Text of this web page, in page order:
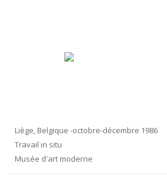
Liège, Belgique -octobre-décembre 1986
Travail in situ
Musée d'art moderne